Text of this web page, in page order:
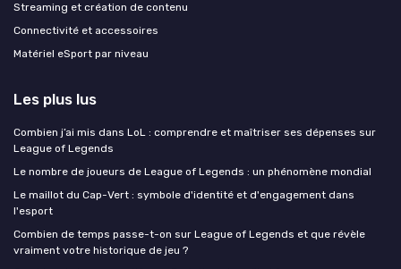
Streaming et création de contenu
Connectivité et accessoires
Matériel eSport par niveau
Les plus lus
Combien j’ai mis dans LoL : comprendre et maîtriser ses dépenses sur
League of Legends
Le nombre de joueurs de League of Legends : un phénomène mondial
Le maillot du Cap-Vert : symbole d'identité et d'engagement dans
l'esport
Combien de temps passe-t-on sur League of Legends et que révèle
vraiment votre historique de jeu ?